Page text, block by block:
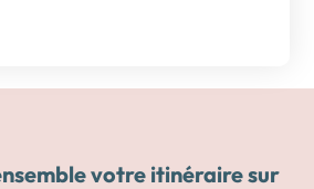
votre itinéraire sur